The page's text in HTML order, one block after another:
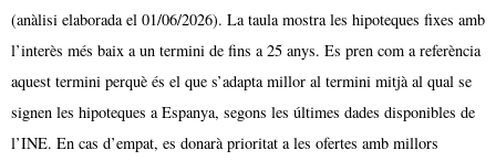
(anàlisi elaborada el 01/06/2026). La taula mostra les hipoteques fixes amb
l’interès més baix a un termini de fins a 25 anys. Es pren com a referència
aquest termini perquè és el que s’adapta millor al termini mitjà al qual se
signen les hipoteques a Espanya, segons les últimes dades disponibles de
l’INE. En cas d’empat, es donarà prioritat a les ofertes amb millors